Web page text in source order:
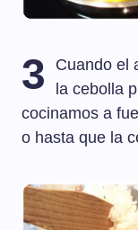
3
Cuando el
la cebolla
cocinamos a
o hasta que la